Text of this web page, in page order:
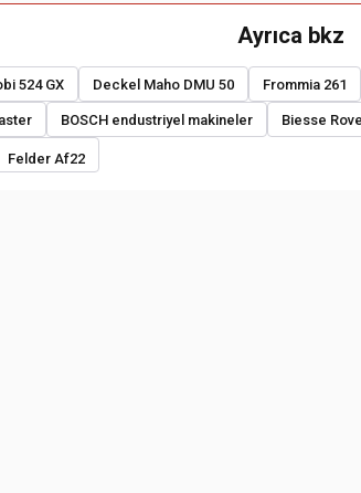
Ayrıca bkz
524 GX Deckel Maho DMU 50 Frommia 261
BOSCH endustriyel makineler Biesse
Felder Af22